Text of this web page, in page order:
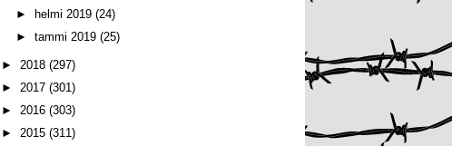
►
helmi 2019 (24)
► tammi 2019 (25)
► 2018 (297)
► 2017 (301)
► 2016 (303)
► 2015 (311)